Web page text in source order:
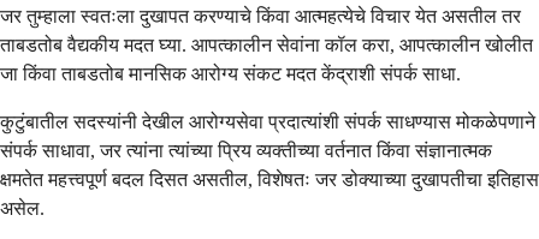
जर तुम्हाला स्वतःला दुखापत करण्याचे किंवा आत्महत्येचे विचार येत असतील तर
ताबडतोब वैद्यकीय मदत घ्या. आपत्कालीन सेवांना कॉल करा, आपत्कालीन खोलीत
जा किंवा ताबडतोब मानसिक आरोग्य संकट मदत केंद्राशी संपर्क साधा.
कुटुंबातील सदस्यांनी देखील आरोग्यसेवा प्रदात्यांशी संपर्क साधण्यास मोकळेपणाने
संपर्क साधावा, जर त्यांना त्यांच्या प्रिय व्यक्तीच्या वर्तनात किंवा संज्ञानात्मक
क्षमतेत महत्त्वपूर्ण बदल दिसत असतील, विशेषतः जर डोक्याच्या दुखापतीचा इतिहास
असेल.